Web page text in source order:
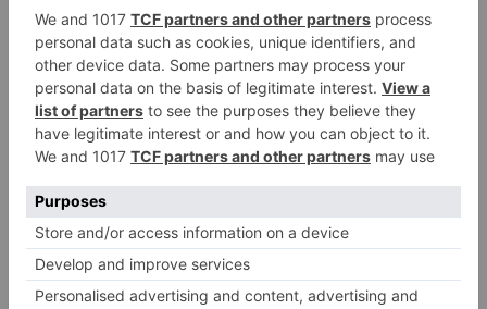
Finalmente, en estos momentos, se trabaja en
captar la participación de empresas y
profesionales que puedan aportar su
conocimiento para la mejora de la prestación de
los servicios de esta oficina, para los que se
contará con referentes como la Universidad de
Burgos, a través de su Grado de Comunicación
Audiovisual, directores, actores, productores,